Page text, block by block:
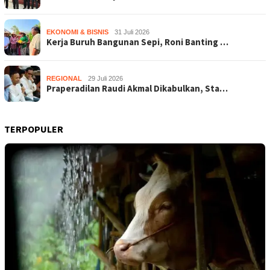
EKONOMI & BISNIS 31 Juli 2026
Kerja Buruh Bangunan Sepi, Roni Banting …
REGIONAL 29 Juli 2026
Praperadilan Raudi Akmal Dikabulkan, Sta…
TERPOPULER